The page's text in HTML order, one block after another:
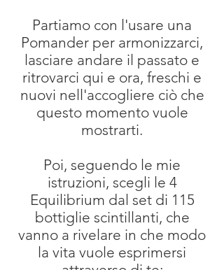
Partiamo con l'usare una
Pomander per armonizzarci,
lasciare andare il passato e
ritrovarci qui e ora, freschi e
nuovi nell'accogliere ciò che
questo momento vuole
mostrarti.
Poi, seguendo le mie
istruzioni, scegli le 4
Equilibrium dal set di 115
bottiglie scintillanti, che
vanno a rivelare in che modo
la vita vuole esprimersi